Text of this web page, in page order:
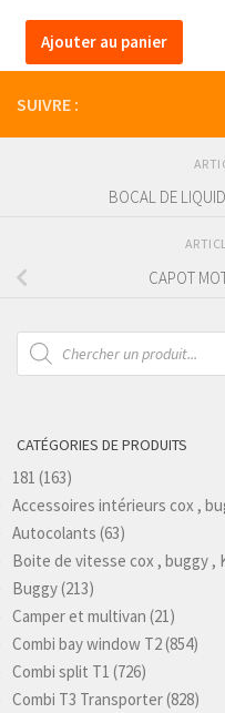
Ajouter au panier
SUIVRE :
BOCAL DE
CAPOT
Recherche
de
produits
CATÉGORIES DE PRODUITS
181 (163)
Accessoires intérieurs cox ,
Autocolants (63)
Boite de vitesse cox , buggy ,
Buggy(213)
Camper et multivan (21)
Combi bay window T2(854)
Combi split T1 (726)
Combi T3 Transporter(828)